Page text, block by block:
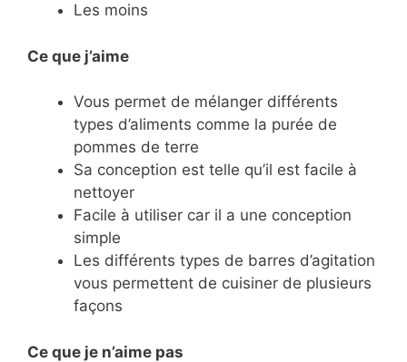
Les moins
Ce que j’aime
Vous permet de mélanger différents
types d’aliments comme la purée de
pommes de terre
Sa conception est telle qu’il est facile à
nettoyer
Facile à utiliser car il a une conception
simple
Les différents types de barres d’agitation
vous permettent de cuisiner de plusieurs
façons
Ce que je n’aime pas